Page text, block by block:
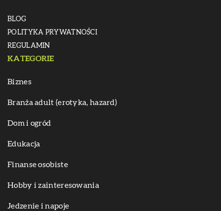
BLOG
POLITYKA PRYWATNOŚCI
REGULAMIN
KATEGORIE
Biznes
Branża adult (erotyka, hazard)
Dom i ogród
Edukacja
Finanse osobiste
Hobby i zainteresowania
Jedzenie i napoje